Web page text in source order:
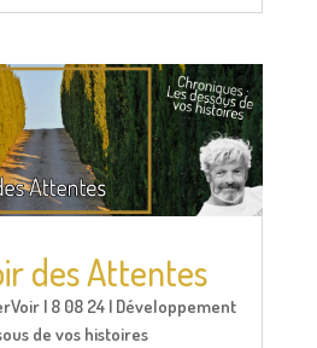
des Attentes
| 8 08 24| Développement
de vos histoires